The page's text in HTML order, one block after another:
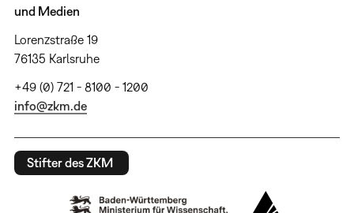
und Medien
Lorenzstraße 19
76135 Karlsruhe
+49 (0) 721 - 8100 - 1200
info@zkm.de
Stifter des ZKM